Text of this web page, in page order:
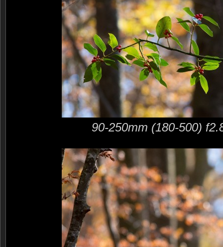
90-250mm (180-500)